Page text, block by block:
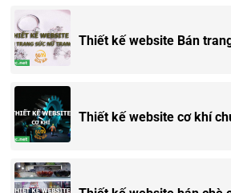
Thiết kế website Bán
Thiết kế website cơ khí